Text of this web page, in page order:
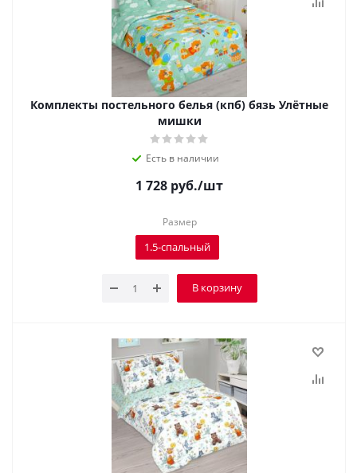
Комплекты постельного белья (кпб) бязь Улётные
мишки
Есть в наличии
1 728 руб./шт
Размер
1.5-спальный
В корзину